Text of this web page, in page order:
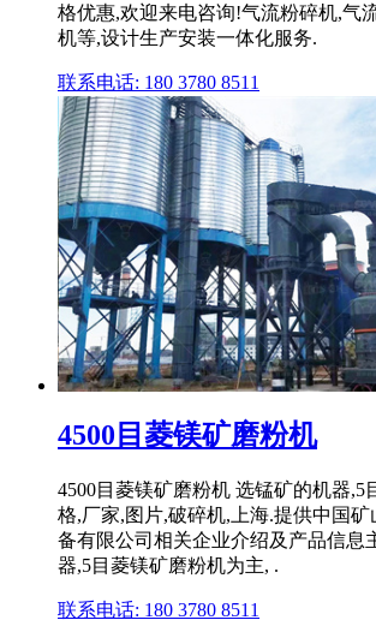
格优惠,欢迎来电咨询!气流粉碎机,气
机等,设计生产安装一体化服务.
联系电话: 180 3780 8511
4500目菱镁矿磨粉机
4500目菱镁矿磨粉机 选锰矿的机器,5
格,厂家,图片,破碎机,上海.提供中国
备有限公司相关企业介绍及产品信息
器,5目菱镁矿磨粉机为主, .
联系电话: 180 3780 8511